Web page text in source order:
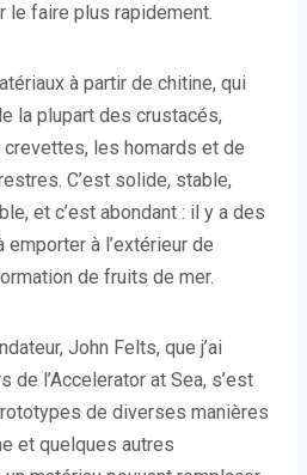
le faire plus rapidement.
à partir de chitine, qui
la plupart des crustacés,
les homards et de
C’est solide, stable,
et c’est abondant : il y a des
à l’extérieur de
de fruits de mer.
John Felts, que j’ai
de l’Accelerator at Sea, s’est
de diverses manières
et quelques autres